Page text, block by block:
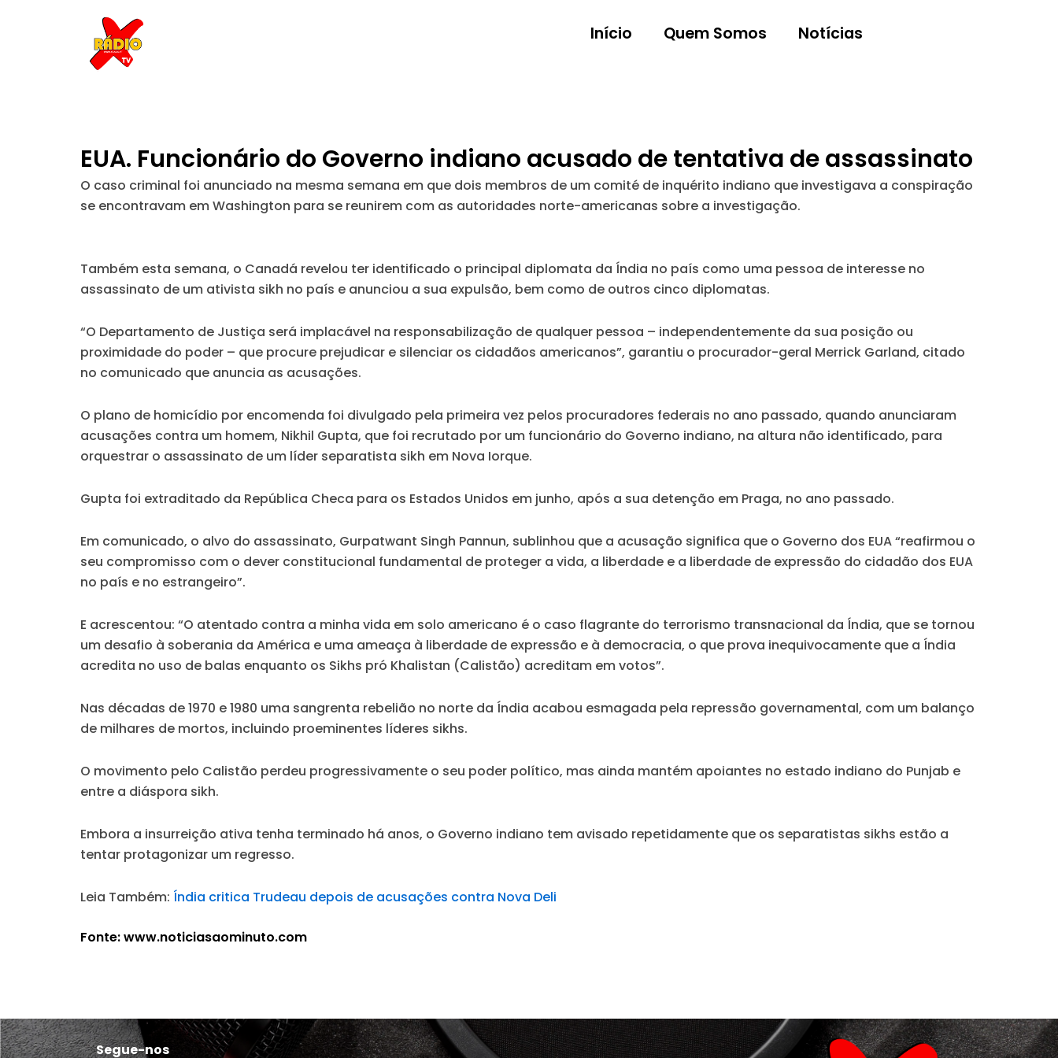
Início Quem Somos Notícias
EUA. Funcionário do Governo indiano acusado de tentativa de assassinato
O caso criminal foi anunciado na mesma semana em que dois membros de um comité de inquérito indiano que investigava a conspiração
se encontravam em Washington para se reunirem com as autoridades norte-americanas sobre a investigação.
Também esta semana, o Canadá revelou ter identificado o principal diplomata da Índia no país como uma pessoa de interesse no
assassinato de um ativista sikh no país e anunciou a sua expulsão, bem como de outros cinco diplomatas.
“O Departamento de Justiça será implacável na responsabilização de qualquer pessoa – independentemente da sua posição ou
proximidade do poder – que procure prejudicar e silenciar os cidadãos americanos”, garantiu o procurador-geral Merrick Garland, citado
no comunicado que anuncia as acusações.
O plano de homicídio por encomenda foi divulgado pela primeira vez pelos procuradores federais no ano passado, quando anunciaram
acusações contra um homem, Nikhil Gupta, que foi recrutado por um funcionário do Governo indiano, na altura não identificado, para
orquestrar o assassinato de um líder separatista sikh em Nova Iorque.
Gupta foi extraditado da República Checa para os Estados Unidos em junho, após a sua detenção em Praga, no ano passado.
Em comunicado, o alvo do assassinato, Gurpatwant Singh Pannun, sublinhou que a acusação significa que o Governo dos EUA “reafirmou o
seu compromisso com o dever constitucional fundamental de proteger a vida, a liberdade e a liberdade de expressão do cidadão dos EUA
no país e no estrangeiro”.
E acrescentou: “O atentado contra a minha vida em solo americano é o caso flagrante do terrorismo transnacional da Índia, que se tornou
um desafio à soberania da América e uma ameaça à liberdade de expressão e à democracia, o que prova inequivocamente que a Índia
acredita no uso de balas enquanto os Sikhs pró Khalistan (Calistão) acreditam em votos”.
Nas décadas de 1970 e 1980 uma sangrenta rebelião no norte da Índia acabou esmagada pela repressão governamental, com um balanço
de milhares de mortos, incluindo proeminentes líderes sikhs.
O movimento pelo Calistão perdeu progressivamente o seu poder político, mas ainda mantém apoiantes no estado indiano do Punjab e
entre a diáspora sikh.
Embora a insurreição ativa tenha terminado há anos, o Governo indiano tem avisado repetidamente que os separatistas sikhs estão a
tentar protagonizar um regresso.
Leia Também: Índia critica Trudeau depois de acusações contra Nova Deli
Fonte: www.noticiasaominuto.com
Segue-nos